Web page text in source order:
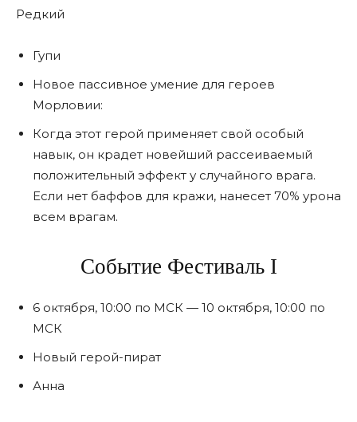
Редкий
Гупи
Новое пассивное умение для героев
Морловии:
Когда этот герой применяет свой особый
навык, он крадет новейший рассеиваемый
положительный эффект у случайного врага.
Если нет баффов для кражи, нанесет 70% урона
всем врагам.
Событие Фестиваль I
6 октября, 10:00 по МСК — 10 октября, 10:00 по
МСК
Новый герой-пират
Анна